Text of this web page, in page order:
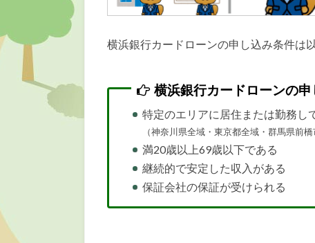
横浜銀行カードローンの申し込み条件は
横浜銀行カードローンの
特定のエリアに居住または勤務し
（神奈川県全域・東京都全域・群馬県前
満20歳以上69歳以下である
継続的で安定した収入がある
保証会社の保証が受けられる